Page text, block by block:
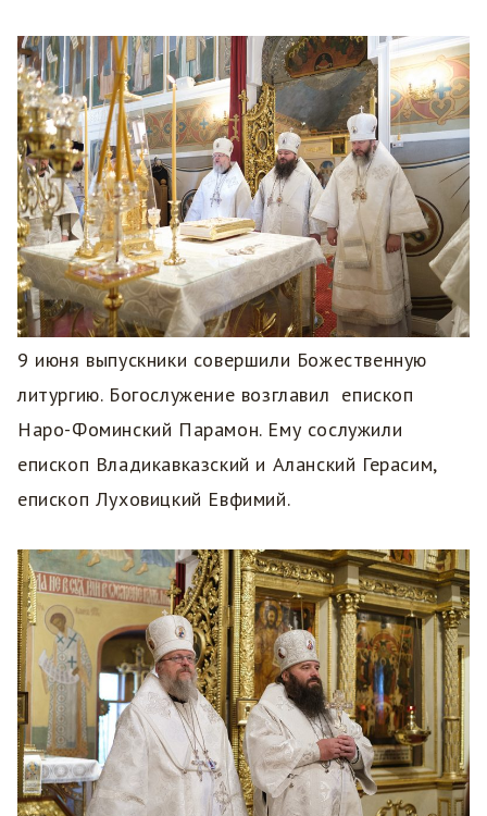
9 июня выпускники совершили Божественную
литургию. Богослужение возглавил епископ
Наро-Фоминский Парамон. Ему сослужили
епископ Владикавказский и Аланский Герасим,
епископ Луховицкий Евфимий.